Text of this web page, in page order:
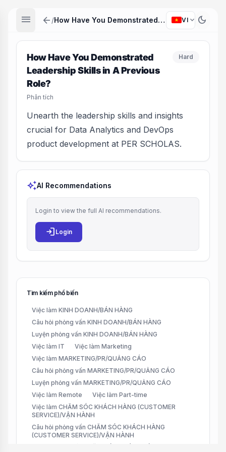
menu arrow_back / How Have You Demonstrated Leadership Skills in A Previous Role? VI expand_more dark_mode
How Have You Demonstrated
Leadership Skills in A Previous
Role?
Phân tích
Hard
Unearth the leadership skills and insights
crucial for Data Analytics and DevOps
product development at PER SCHOLAS.
auto_awesomeAI Recommendations
Login to view the full AI recommendations.
login Login
Tìm kiếm phổ biến
Việc làm KINH DOANH/BÁN HÀNG
Câu hỏi phỏng vấn KINH DOANH/BÁN HÀNG
Luyện phỏng vấn KINH DOANH/BÁN HÀNG
Việc làm IT
Việc làm Marketing
Việc làm MARKETING/PR/QUẢNG CÁO
Câu hỏi phỏng vấn MARKETING/PR/QUẢNG CÁO
Luyện phỏng vấn MARKETING/PR/QUẢNG CÁO
Việc làm Remote
Việc làm Part-time
Việc làm CHĂM SÓC KHÁCH HÀNG (CUSTOMER
SERVICE)/VẬN HÀNH
Câu hỏi phỏng vấn CHĂM SÓC KHÁCH HÀNG
(CUSTOMER SERVICE)/VẬN HÀNH